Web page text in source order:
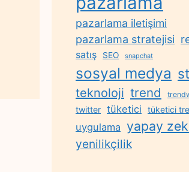
pazarlama iletişimi
pazarlama stratejisi
satış SEO snapchat
sosyal medya
teknoloji trend
twitter tüketici tüketici
uygulama yapay
yenilikçilik